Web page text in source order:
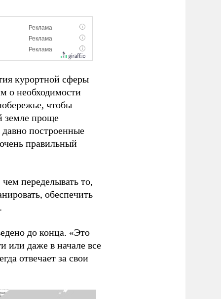
курортной сферы
о необходимости
чтобы
земле проще
построенные
правильный
переделывать то,
обеспечить
до конца. «Это
или даже в начале все
отвечает за свои